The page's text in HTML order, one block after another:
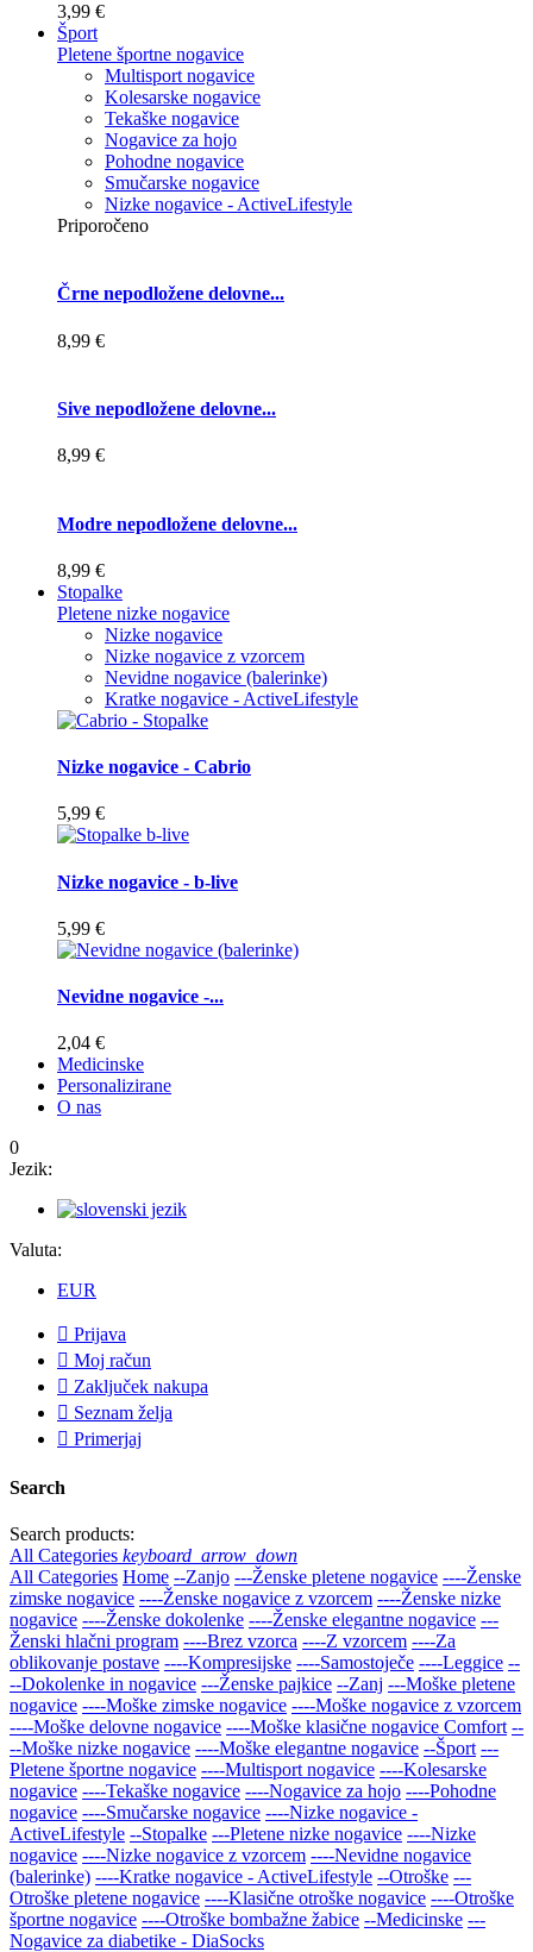
3,99 €
Šport
Pletene športne nogavice
Multisport nogavice
Kolesarske nogavice
Tekaške nogavice
Nogavice za hojo
Pohodne nogavice
Smučarske nogavice
Nizke nogavice - ActiveLifestyle
Priporočeno
Črne nepodložene delovne...
8,99 €
Sive nepodložene delovne...
8,99 €
Modre nepodložene delovne...
8,99 €
Stopalke
Pletene nizke nogavice
Nizke nogavice
Nizke nogavice z vzorcem
Nevidne nogavice (balerinke)
Kratke nogavice - ActiveLifestyle
Nizke nogavice - Cabrio
5,99 €
Nizke nogavice - b-live
5,99 €
Nevidne nogavice -...
2,04 €
Medicinske
Personalizirane
O nas
0
Jezik:
Valuta:
EUR
 Prijava
 Moj račun
 Zaključek nakupa
 Seznam želja
 Primerjaj
Search
Search products:
All Categories keyboard_arrow_down
All Categories Home --Zanjo ---Ženske pletene nogavice ----Ženske
zimske nogavice ----Ženske nogavice z vzorcem ----Ženske nizke
nogavice ----Ženske dokolenke ----Ženske elegantne nogavice ---
Ženski hlačni program ----Brez vzorca ----Z vzorcem ----Za
oblikovanje postave ----Kompresijske ----Samostoječe ----Leggice --
--Dokolenke in nogavice ---Ženske pajkice --Zanj ---Moške pletene
nogavice ----Moške zimske nogavice ----Moške nogavice z vzorcem
----Moške delovne nogavice ----Moške klasične nogavice Comfort --
--Moške nizke nogavice ----Moške elegantne nogavice --Šport ---
Pletene športne nogavice ----Multisport nogavice ----Kolesarske
nogavice ----Tekaške nogavice ----Nogavice za hojo ----Pohodne
nogavice ----Smučarske nogavice ----Nizke nogavice -
ActiveLifestyle --Stopalke ---Pletene nizke nogavice ----Nizke
nogavice ----Nizke nogavice z vzorcem ----Nevidne nogavice
(balerinke) ----Kratke nogavice - ActiveLifestyle --Otroške ---
Otroške pletene nogavice ----Klasične otroške nogavice ----Otroške
športne nogavice ----Otroške bombažne žabice --Medicinske ---
Nogavice za diabetike - DiaSocks